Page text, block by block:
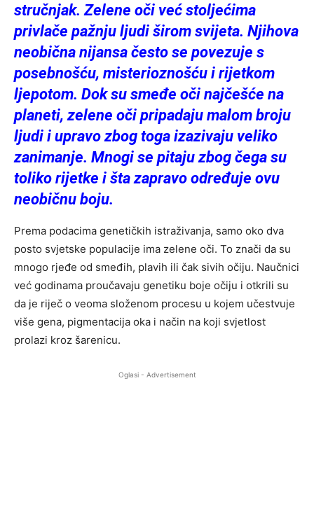
stručnjak. Zelene oči već stoljećima
privlače pažnju ljudi širom svijeta. Njihova
neobična nijansa često se povezuje s
posebnošću, misterioznošću i rijetkom
ljepotom. Dok su smeđe oči najčešće na
planeti, zelene oči pripadaju malom broju
ljudi i upravo zbog toga izazivaju veliko
zanimanje. Mnogi se pitaju zbog čega su
toliko rijetke i šta zapravo određuje ovu
neobičnu boju.
Prema podacima genetičkih istraživanja, samo oko dva
posto svjetske populacije ima zelene oči. To znači da su
mnogo rjeđe od smeđih, plavih ili čak sivih očiju. Naučnici
već godinama proučavaju genetiku boje očiju i otkrili su
da je riječ o veoma složenom procesu u kojem učestvuje
više gena, pigmentacija oka i način na koji svjetlost
prolazi kroz šarenicu.
Oglasi - Advertisement